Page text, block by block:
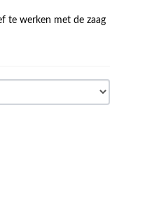
te werken met de zaag